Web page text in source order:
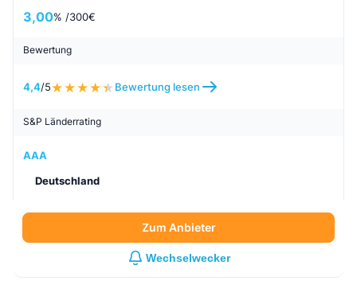
3,00% /300€
Bewertung
4,4/5 Bewertung lesen
S&P Länderrating
AAA
Deutschland
Zum Anbieter
Wechselwecker